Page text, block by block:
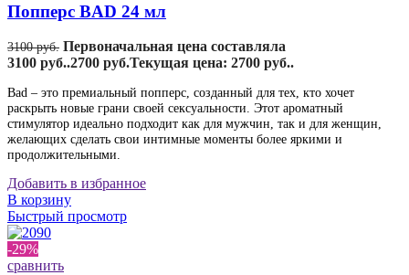
Попперс BAD 24 мл
3100руб. Первоначальная цена составляла
3100 руб..2700 руб.Текущая цена: 2700 руб..
Bad – это премиальный попперс, созданный для тех, кто хочет
раскрыть новые грани своей сексуальности. Этот ароматный
стимулятор идеально подходит как для мужчин, так и для женщин,
желающих сделать свои интимные моменты более яркими и
продолжительными.
Добавить в избранное
В корзину
Быстрый просмотр
-29%
сравнить